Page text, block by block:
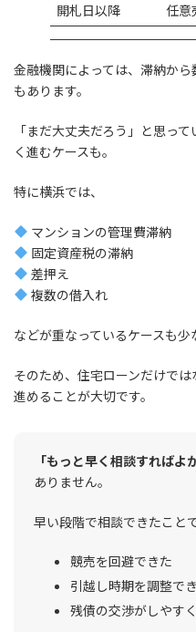
開札日以降
任意
金融機関によっては、滞納か
もあります。
「まだ大丈夫だろう」と思っ
く進むケースも。
特に横浜では、
マンションの管理費滞納
固定資産税の滞納
差押え
複数の借入れ
などが重なっているケースも少
そのため、住宅ローンだけで
進めることが大切です。
「もっと早く相談すればよ
ありません。
早い段階で相談できたことで
競売を回避できた
引越し時期を調整で
残債の交渉がしやす